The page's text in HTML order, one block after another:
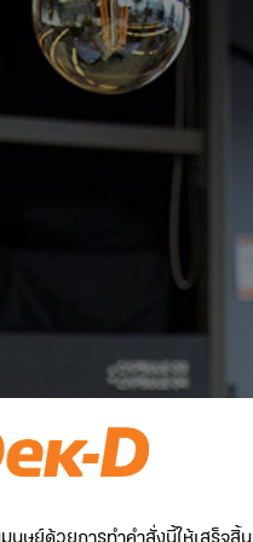
นุษย์ด้วยการทำคำสั่งนี้ให้เสร็จสิ้น